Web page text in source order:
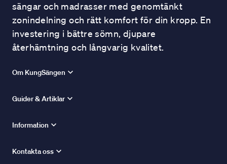
sängar och madrasser med genomtänkt
zonindelning och rätt komfort för din kropp. En
investering i bättre sömn, djupare
återhämtning och långvarig kvalitet.
Om KungSängen
Guider & Artiklar
Information
Kontakta oss